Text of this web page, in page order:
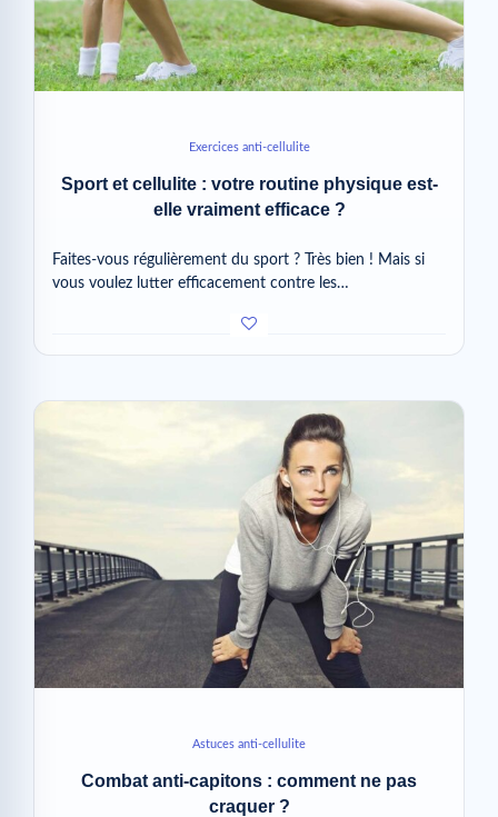
Exercices anti-cellulite
Sport et cellulite : votre routine physique est-
elle vraiment efficace ?
Faites-vous régulièrement du sport ? Très bien ! Mais si
vous voulez lutter efficacement contre les…
Astuces anti-cellulite
Combat anti-capitons : comment ne pas
craquer ?